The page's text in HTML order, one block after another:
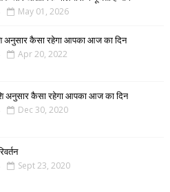
May 01, 2026
अनुसार कैसा रहेगा आपका आज का दिन
Apr 20, 2022
अनुसार कैसा रहेगा आपका आज का दिन
Dec 30, 2020
Sept 23, 2020